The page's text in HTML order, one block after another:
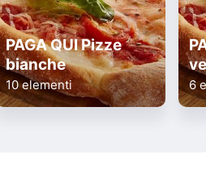
PAGA QUI Pizze
bianche
10 elementi 6